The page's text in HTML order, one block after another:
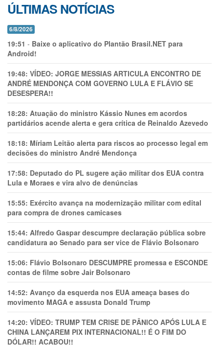
ÚLTIMAS NOTÍCIAS
6/8/2026
19:51 - Baixe o aplicativo do Plantão Brasil.NET para
Android!
19:48: VÍDEO: JORGE MESSIAS ARTICULA ENCONTRO DE
ANDRÉ MENDONÇA COM GOVERNO LULA E FLÁVIO SE
DESESPERA!!
18:28: Atuação do ministro Kássio Nunes em acordos
partidários acende alerta e gera crítica de Reinaldo Azevedo
18:18: Míriam Leitão alerta para riscos ao processo legal em
decisões do ministro André Mendonça
17:58: Deputado do PL sugere ação militar dos EUA contra
Lula e Moraes e vira alvo de denúncias
15:55: Exército avança na modernização militar com edital
para compra de drones camicases
15:44: Alfredo Gaspar descumpre declaração pública sobre
candidatura ao Senado para ser vice de Flávio Bolsonaro
15:06: Flávio Bolsonaro DESCUMPRE promessa e ESCONDE
contas de filme sobre Jair Bolsonaro
14:52: Avanço da esquerda nos EUA ameaça bases do
movimento MAGA e assusta Donald Trump
14:20: VÍDEO: TRUMP TEM CRlSE DE PÂNlCO APÓS LULA E
CHINA LANÇAREM PIX INTERNACIONAL!! É O FIM DO
DÓLAR!! ACABOU!!